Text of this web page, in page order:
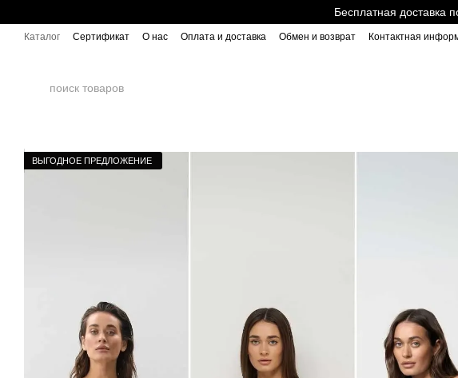
Бесплатная доставка
Каталог Сертификат О нас Оплата и доставка Обмен и возврат Контактная
ВЫГОДНОЕ ПРЕДЛОЖЕНИЕ